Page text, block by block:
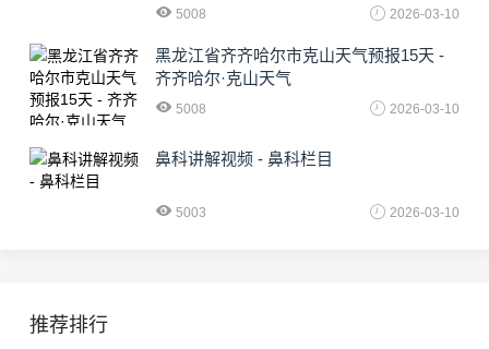
5008 2026-03-10
黑龙江省齐齐哈尔市克山天气预报15天 -
齐齐哈尔·克山天气
5008 2026-03-10
鼻科讲解视频 - 鼻科栏目
5003 2026-03-10
推荐排行